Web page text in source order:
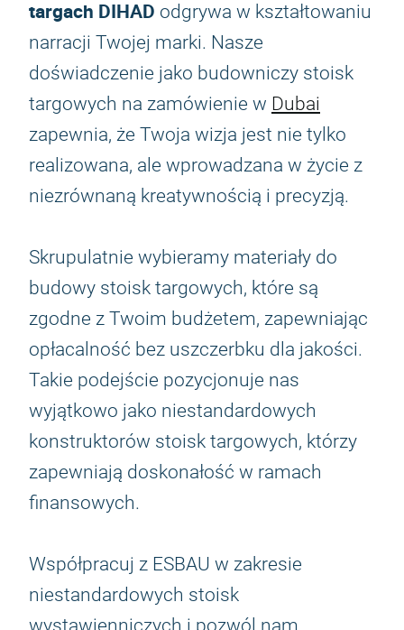
targach DIHAD odgrywa w kształtowaniu
narracji Twojej marki. Nasze
doświadczenie jako budowniczy stoisk
targowych na zamówienie w Dubai
zapewnia, że Twoja wizja jest nie tylko
realizowana, ale wprowadzana w życie z
niezrównaną kreatywnością i precyzją.
Skrupulatnie wybieramy materiały do
budowy stoisk targowych, które są
zgodne z Twoim budżetem, zapewniając
opłacalność bez uszczerbku dla jakości.
Takie podejście pozycjonuje nas
wyjątkowo jako niestandardowych
konstruktorów stoisk targowych, którzy
zapewniają doskonałość w ramach
finansowych.
Współpracuj z ESBAU w zakresie
niestandardowych stoisk
wystawienniczych i pozwól nam